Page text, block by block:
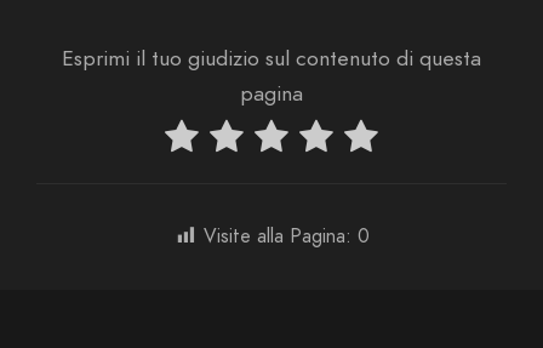
Esprimi il tuo giudizio sul contenuto di questa
pagina
Visite alla Pagina: 0